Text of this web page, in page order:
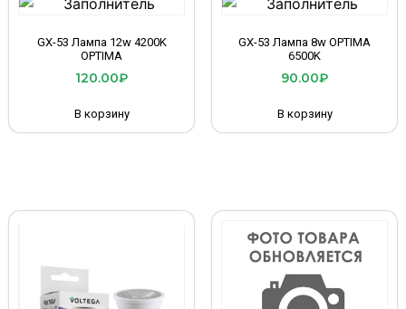
GX-53 Лампа 12w 4200K
OPTIMA
120.00₽
В корзину
GX-53 Лампа 8w OPTIMA
6500K
90.00₽
В корзину